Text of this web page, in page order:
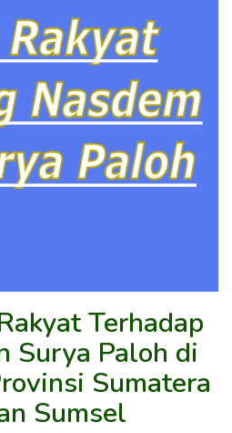
Terhadap
Surya Paloh di
Sumatera
Sumsel